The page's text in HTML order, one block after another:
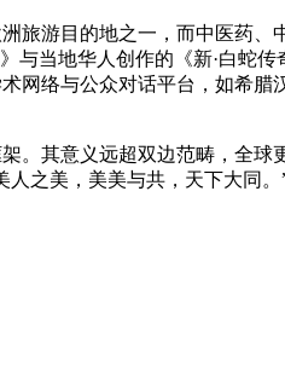
游目的地之一，而中医药、
与当地华人创作的《新·白蛇
网络与公众对话平台，如希
其意义远超双边范畴，全球
之美，美美与共，天下大同